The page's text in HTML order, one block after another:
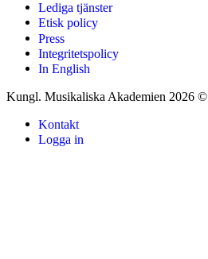
Lediga tjänster
Etisk policy
Press
Integritetspolicy
In English
Kungl. Musikaliska Akademien 2026 ©
Kontakt
Logga in